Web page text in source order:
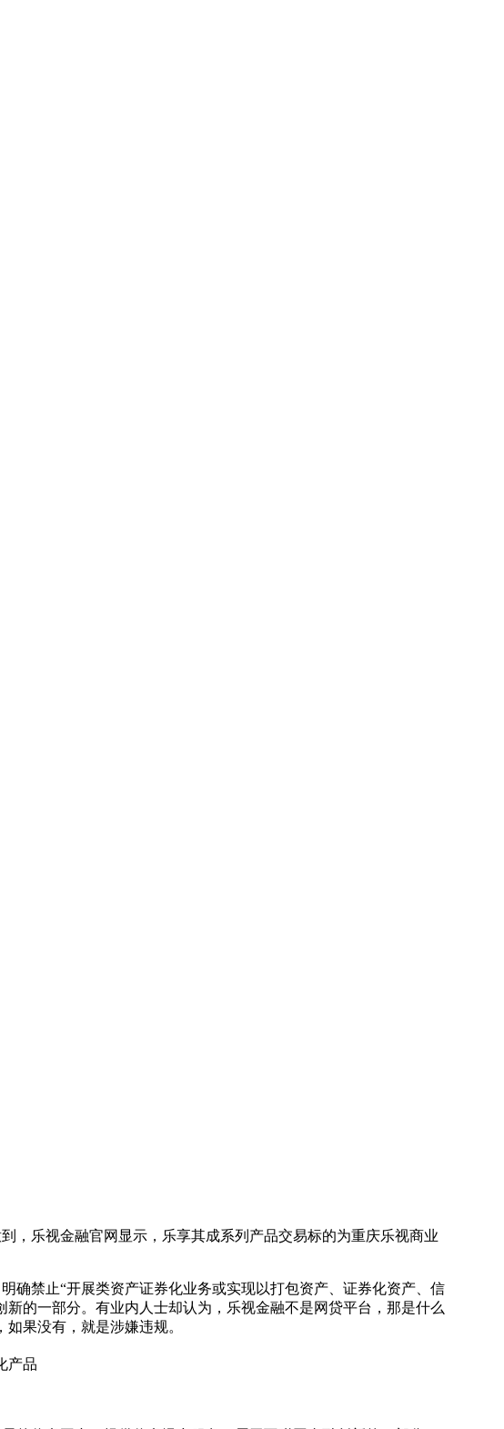
乐视金融官网显示，乐享其成系列产品交易标的为重庆乐视商业
禁止“开展类资产证券化业务或实现以打包资产、证券化资产、信
新的一部分。有业内人士却认为，乐视金融不是网贷平台，那是什么
果没有，就是涉嫌违规。